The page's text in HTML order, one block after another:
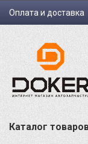
Оплата и доставка
Каталог